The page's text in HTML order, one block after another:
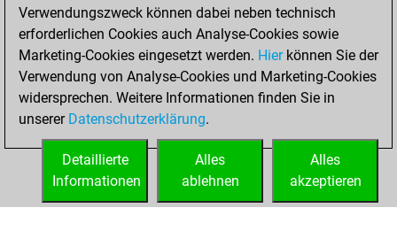
tactics positions
Tactics
You
solved 7 tactics
positions
You achieved
tactics positions
Verwendungszweck können dabei neben technisch
erforderlichen Cookies auch Analyse-Cookies sowie
Marketing-Cookies eingesetzt werden. Hierkönnen Sie der
Verwendung von Analyse-Cookies und Marketing-Cookies
widersprechen. Weitere Informationen finden Sie in
unserer Datenschutzerklärung.
Alles
akzeptieren
Alles
ablehnen
Detaillierte
Informationen